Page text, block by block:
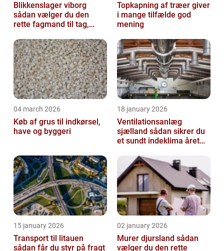
Blikkenslager viborg
sådan vælger du den
rette fagmand til tag,
Topkapning af træer giver
i mange tilfælde god
mening
04 march 2026
Køb af grus til indkørsel,
have og byggeri
18 january 2026
Ventilationsanlæg
sjælland sådan sikrer du
et sundt indeklima året
15 january 2026
Transport til litauen
sådan får du styr på fragt
02 january 2026
Murer djursland sådan
vælger du den rette